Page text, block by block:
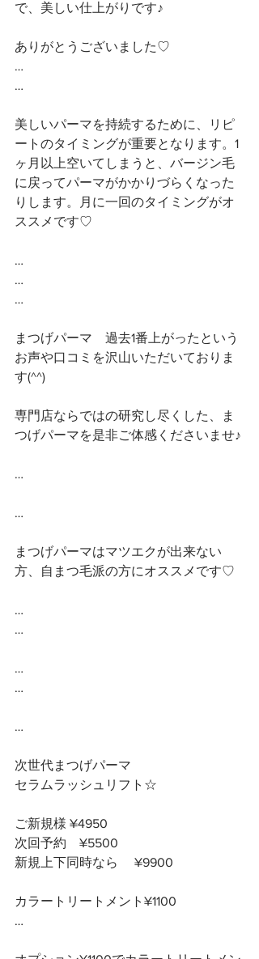
で、美しい仕上がりです♪
ありがとうございました♡
…
…
美しいパーマを持続するために、リピ
ートのタイミングが重要となります。1
ヶ月以上空いてしまうと、バージン毛
に戻ってパーマがかかりづらくなった
りします。月に一回のタイミングがオ
ススメです♡
…
…
…
まつげパーマ　過去1番上がったという
お声や口コミを沢山いただいておりま
す(^^)
専門店ならではの研究し尽くした、ま
つげパーマを是非ご体感くださいませ♪
…
…
まつげパーマはマツエクが出来ない
方、自まつ毛派の方にオススメです♡
…
…
…
…
…
次世代まつげパーマ
セラムラッシュリフト☆
ご新規様 ¥4950
次回予約　¥5500
新規上下同時なら　 ¥9900
カラートリートメント¥1100
…